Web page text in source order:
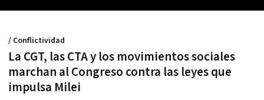
La CGT, las CTA y los movimientos sociales
marchan al Congreso contra las leyes que
impulsa Milei
/ Conflictividad